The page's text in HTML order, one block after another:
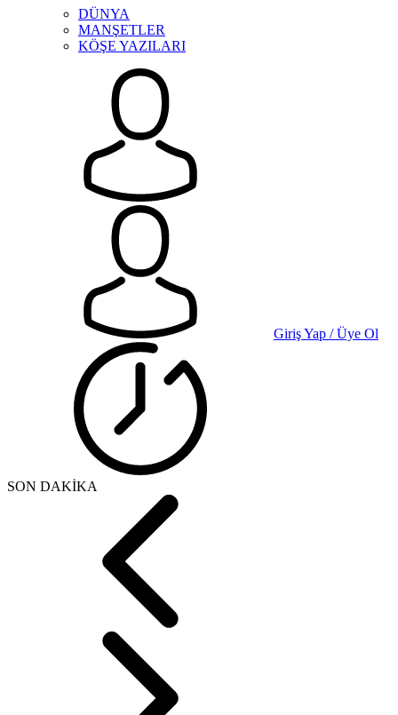
DÜNYA
MANŞETLER
KÖŞE YAZILARI
Giriş Yap / Üye Ol
SON DAKİKA